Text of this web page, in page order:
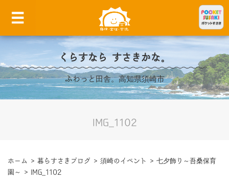
くらすなら すさきかな。
ふわっと田舎。高知県須崎市
IMG_1102
ホーム > 暮らすさきブログ > 須崎のイベント > 七夕飾り～吾桑保育
園～
> IMG_1102